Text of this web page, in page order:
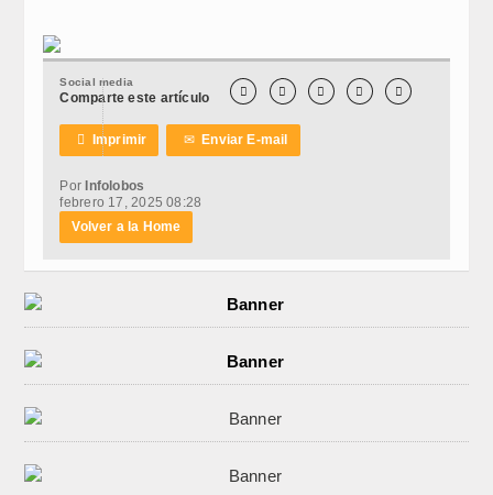
Social media
Comparte este artículo     
 Imprimir ✉Enviar E-mail
Por Infolobos
febrero 17, 2025 08:28
Volver a la Home